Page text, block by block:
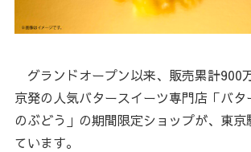
グランドオープン以来、販売累計900
京発の人気バタースイーツ専門店「バ
のぶどう」の期間限定ショップが、東京
ています。